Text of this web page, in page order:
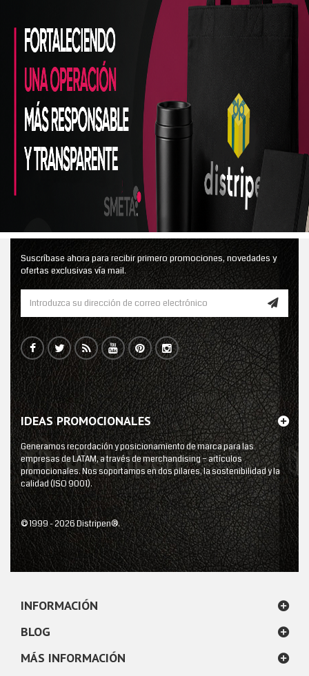
Suscríbase ahora para recibir primero promociones, novedades y
ofertas exclusivas vía mail.
IDEAS PROMOCIONALES
Generamos recordación y posicionamiento de marca para las
empresas de LATAM, a través de merchandising – artículos
promocionales. Nos soportamos en dos pilares, la sostenibilidad y la
calidad (ISO 9001).
© 1999 - 2026 Distripen®.
INFORMACIÓN
BLOG
MÁS INFORMACIÓN